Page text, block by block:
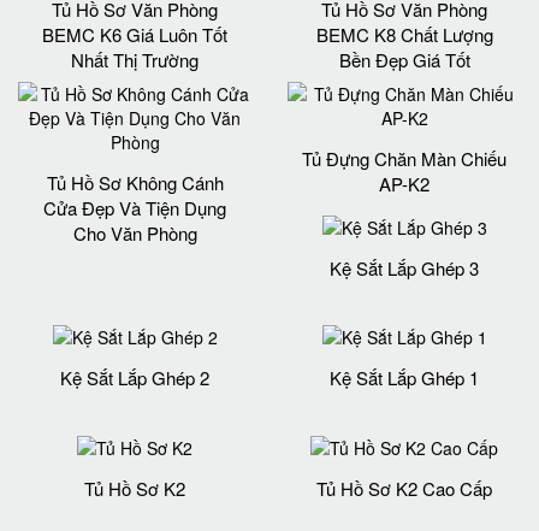
Tủ Hồ Sơ Văn Phòng
BEMC K6 Giá Luôn Tốt
Nhất Thị Trường
Tủ Hồ Sơ Văn Phòng
BEMC K8 Chất Lượng
Bền Đẹp Giá Tốt
Tủ Hồ Sơ Không Cánh
Cửa Đẹp Và Tiện Dụng
Cho Văn Phòng
Tủ Đựng Chăn Màn Chiếu
AP-K2
Kệ Sắt Lắp Ghép 3
Kệ Sắt Lắp Ghép 2 Kệ Sắt Lắp Ghép 1
Tủ Hồ Sơ K2 Tủ Hồ Sơ K2 Cao Cấp